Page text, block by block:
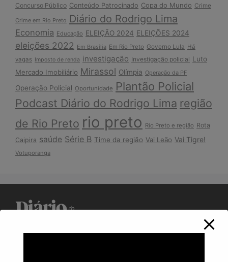
Concurso Público Conteúdo Patrocinado Copa do Mundo Crime
Crime em Rio Preto Diário do Rodrigo Lima
Economia Educação ELEIÇÃO 2024 ELEIÇÕES 2024
eleições 2022 Em Brasília Em Rio Preto Governo Lula Há
vagas Imposto de renda investigação Investigação policial Luto
Mercado Imobiliário Mirassol Olímpia Operação da PF
Operação Policial Oportunidade Plantão Policial
Podcast Diário do Rodrigo Lima região
de Rio Preto rio preto Rio Preto e região Rota
Caipira saúde Série B Time da região Vai Leão Vai Tigre!
Votuporanga